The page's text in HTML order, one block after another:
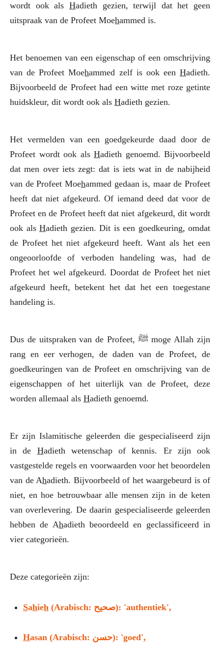
wordt ook als Hadieth gezien, terwijl dat het geen
uitspraak van de Profeet Moehammed is.
Het benoemen van een eigenschap of een omschrijving
van de Profeet Moehammed zelf is ook een Hadieth.
Bijvoorbeeld de Profeet had een witte met roze getinte
huidskleur, dit wordt ook als Hadieth gezien.
Het vermelden van een goedgekeurde daad door de
Profeet wordt ook als Hadieth genoemd. Bijvoorbeeld
dat men over iets zegt: dat is iets wat in de nabijheid
van de Profeet Moehammed gedaan is, maar de Profeet
heeft dat niet afgekeurd. Of iemand deed dat voor de
Profeet en de Profeet heeft dat niet afgekeurd, dit wordt
ook als Hadieth gezien. Dit is een goedkeuring, omdat
de Profeet het niet afgekeurd heeft. Want als het een
ongeoorloofde of verboden handeling was, had de
Profeet het wel afgekeurd. Doordat de Profeet het niet
afgekeurd heeft, betekent het dat het een toegestane
handeling is.
Dus de uitspraken van de Profeet, ﷺmoge Allah zijn
rang en eer verhogen, de daden van de Profeet, de
goedkeuringen van de Profeet en omschrijving van de
eigenschappen of het uiterlijk van de Profeet, deze
worden allemaal als Hadieth genoemd.
Er zijn Islamitische geleerden die gespecialiseerd zijn
in de Hadieth wetenschap of kennis. Er zijn ook
vastgestelde regels en voorwaarden voor het beoordelen
van de Ahadieth. Bijvoorbeeld of het waargebeurd is of
niet, en hoe betrouwbaar alle mensen zijn in de keten
van overlevering. De daarin gespecialiseerde geleerden
hebben de Ahadieth beoordeeld en geclassificeerd in
vier categorieën.
Deze categorieën zijn:
Sahieh (Arabisch: صحيح): 'authentiek',
H asan (Arabisch: حسن): 'goed',